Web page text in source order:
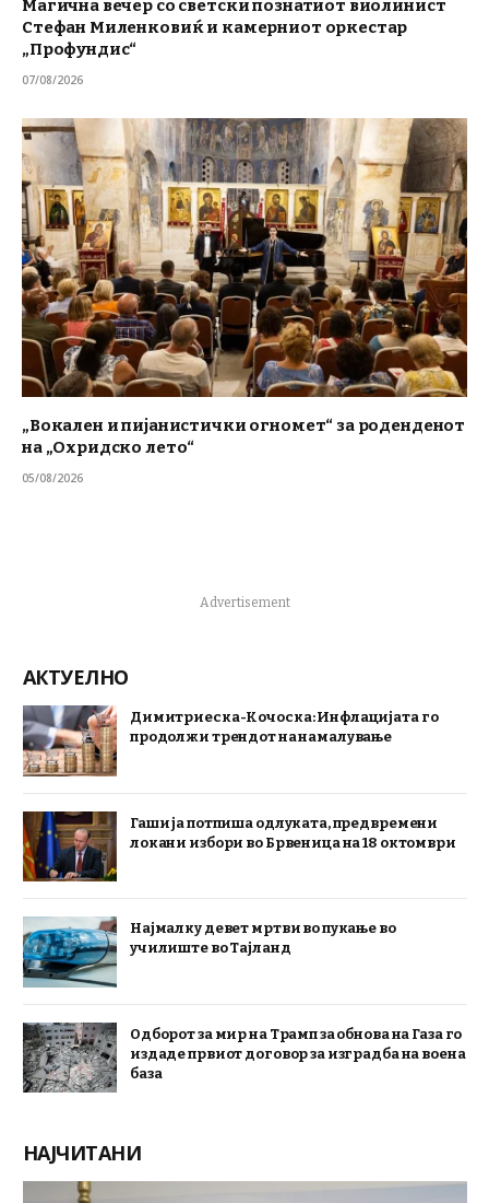
Магична вечер со светски познатиот виолинист
Стефан Миленковиќ и камерниот оркестар
„Профундис“
07/08/2026
„Вокален и пијанистички огномет“ за роденденот
на „Охридско лето“
05/08/2026
Advertisement
АКТУЕЛНО
Димитриеска-Кочоска: Инфлацијата го
продолжи трендот на намалување
Гаши ја потпиша одлуката, предвремени
локани избори во Брвеница на 18 октомври
Најмалку девет мртви во пукање во
училиште во Тајланд
Одборот за мир на Трамп за обнова на Газа го
издаде првиот договор за изградба на воена
база
НАЈЧИТАНИ